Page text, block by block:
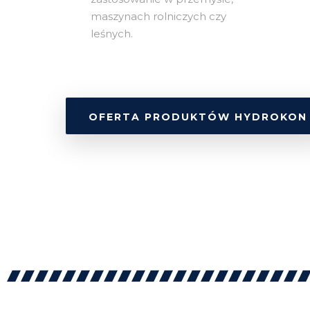
maszynach rolniczych czy
leśnych.
OFERTA PRODUKTÓW HYDROKON